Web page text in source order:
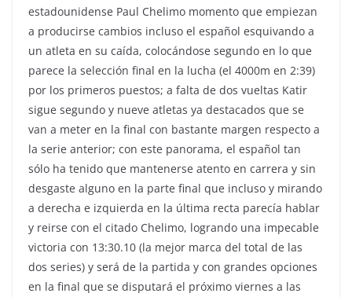
estadounidense Paul Chelimo momento que empiezan
a producirse cambios incluso el español esquivando a
un atleta en su caída, colocándose segundo en lo que
parece la selección final en la lucha (el 4000m en 2:39)
por los primeros puestos; a falta de dos vueltas Katir
sigue segundo y nueve atletas ya destacados que se
van a meter en la final con bastante margen respecto a
la serie anterior; con este panorama, el español tan
sólo ha tenido que mantenerse atento en carrera y sin
desgaste alguno en la parte final que incluso y mirando
a derecha e izquierda en la última recta parecía hablar
y reirse con el citado Chelimo, logrando una impecable
victoria con 13:30.10 (la mejor marca del total de las
dos series) y será de la partida y con grandes opciones
en la final que se disputará el próximo viernes a las